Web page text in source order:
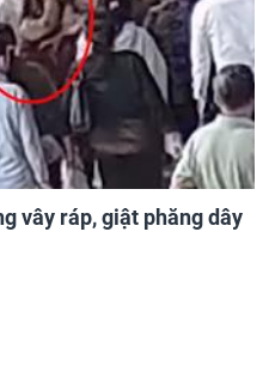
vây ráp, giật phăng dây